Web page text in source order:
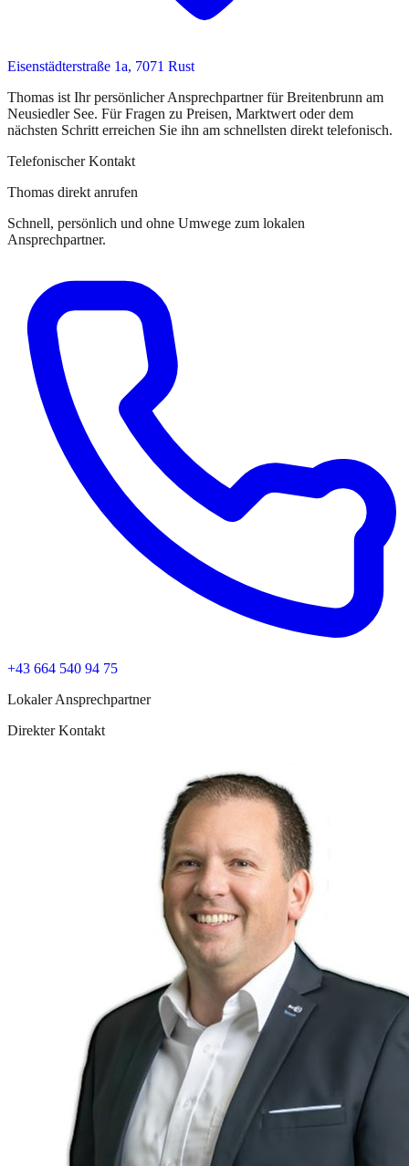
Eisenstädterstraße 1a, 7071 Rust
Thomas ist Ihr persönlicher Ansprechpartnerfür Breitenbrunn am
Neusiedler See. Für Fragen zu Preisen, Marktwert oder dem
nächsten Schritt erreichen Sie ihn am schnellsten direkt telefonisch.
Telefonischer Kontakt
Thomas direkt anrufen
Schnell, persönlich und ohne Umwege zum lokalen
Ansprechpartner.
+43 664 540 94 75
Lokaler Ansprechpartner
Direkter Kontakt